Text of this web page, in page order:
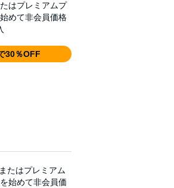
はプレミアムプ
めて非会員価格
30％OFF
たはプレミアム
始めて非会員価